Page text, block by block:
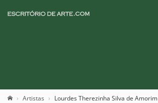
Artistas Lourdes Therezinha Silva de Amorim